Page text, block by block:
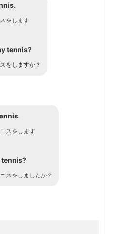
をします
tennis?
をしますか？
スをします
tennis?
スをしましたか？